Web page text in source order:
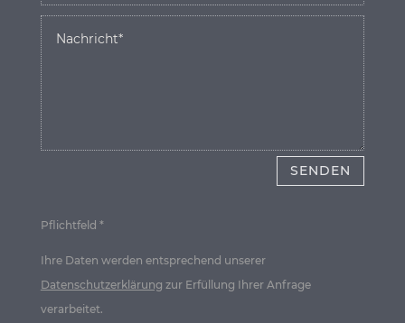
SENDEN
Pflichtfeld *
Ihre Daten werden entsprechend unserer
Datenschutzerklärung zur Erfüllung Ihrer Anfrage
verarbeitet.